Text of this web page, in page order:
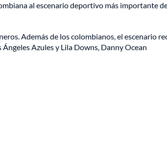
al escenario deportivo más importante
Además de los colombianos, el escenario
Azules y Lila Downs, Danny Ocean